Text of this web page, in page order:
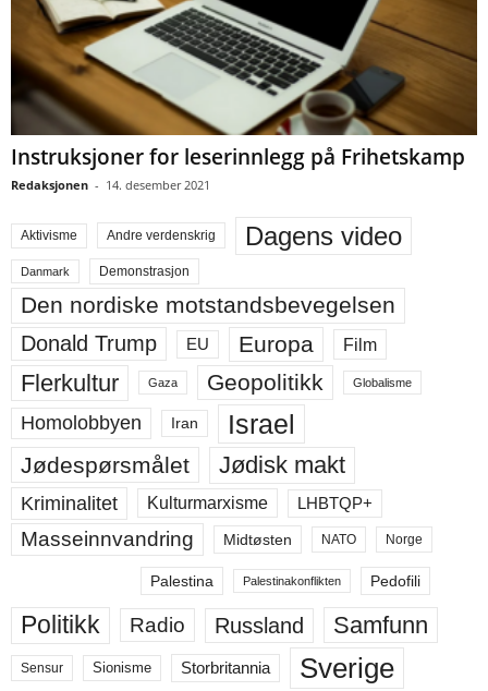
Instruksjoner for leserinnlegg på Frihetskamp
Redaksjonen - 14. desember 2021
Aktivisme Andre verdenskrig Dagens video
Danmark Demonstrasjon
Den nordiske motstandsbevegelsen
Donald Trump EU Europa Film
Flerkultur Gaza Geopolitikk Globalisme
Homolobbyen Iran Israel
Jødespørsmålet Jødisk makt
Kriminalitet Kulturmarxisme LHBTQP+
Masseinnvandring Midtøsten NATO Norge
Palestina Palestinakonflikten Pedofili
Politikk Radio Russland Samfunn
Sensur Sionisme Storbritannia Sverige